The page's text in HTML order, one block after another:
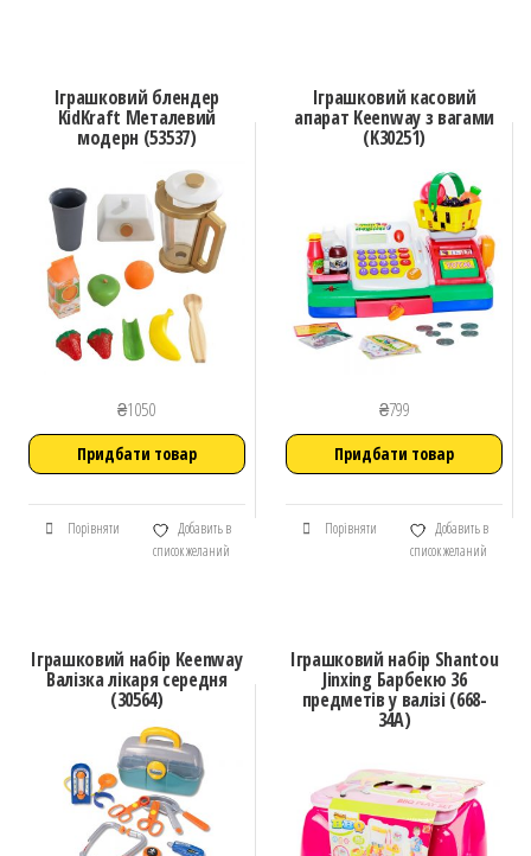
Іграшковий блендер
KidKraft Металевий
модерн (53537)
₴1050
Придбати товар
Порівняти
Добавить в
список желаний
Іграшковий касовий
апарат Keenway з вагами
(K30251)
₴799
Придбати товар
Порівняти
Добавить в
список желаний
Іграшковий набір Keenway
Валізка лікаря середня
(30564)
Іграшковий набір Shantou
Jinxing Барбекю 36
предметів у валізі (668-
34A)